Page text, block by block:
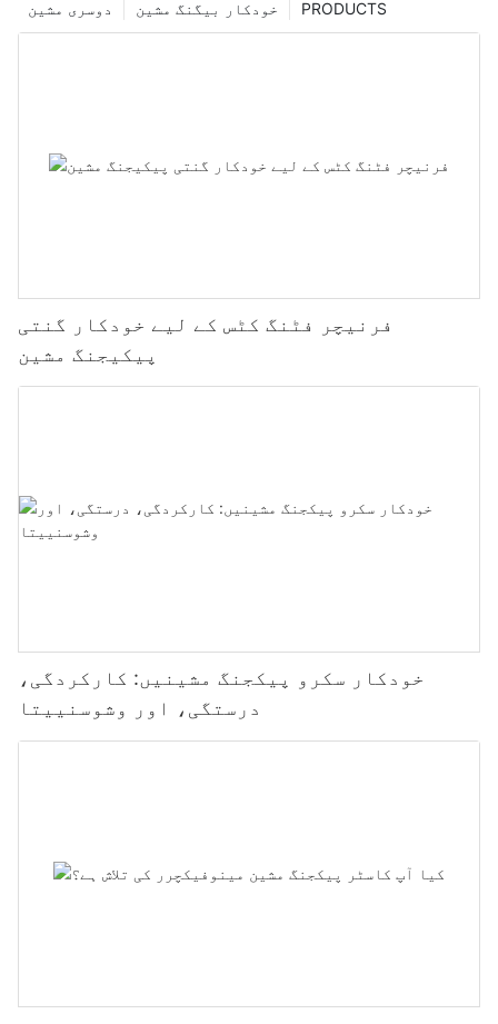
PRODUCTS خودکار بیگنگ مشین دوسری مشین
فرنیچر فٹنگ کٹس کے لیے خودکار گنتی
پیکیجنگ مشین
خودکار سکرو پیکجنگ مشینیں: کارکردگی،
درستگی، اور وشوسنییتا